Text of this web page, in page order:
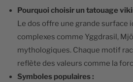
Pourquoi choisir un tatouage
Le dos offre une grande surface
complexes comme Yggdrasil,
mythologiques. Chaque motif
reflète des valeurs comme la
Symboles populaires :